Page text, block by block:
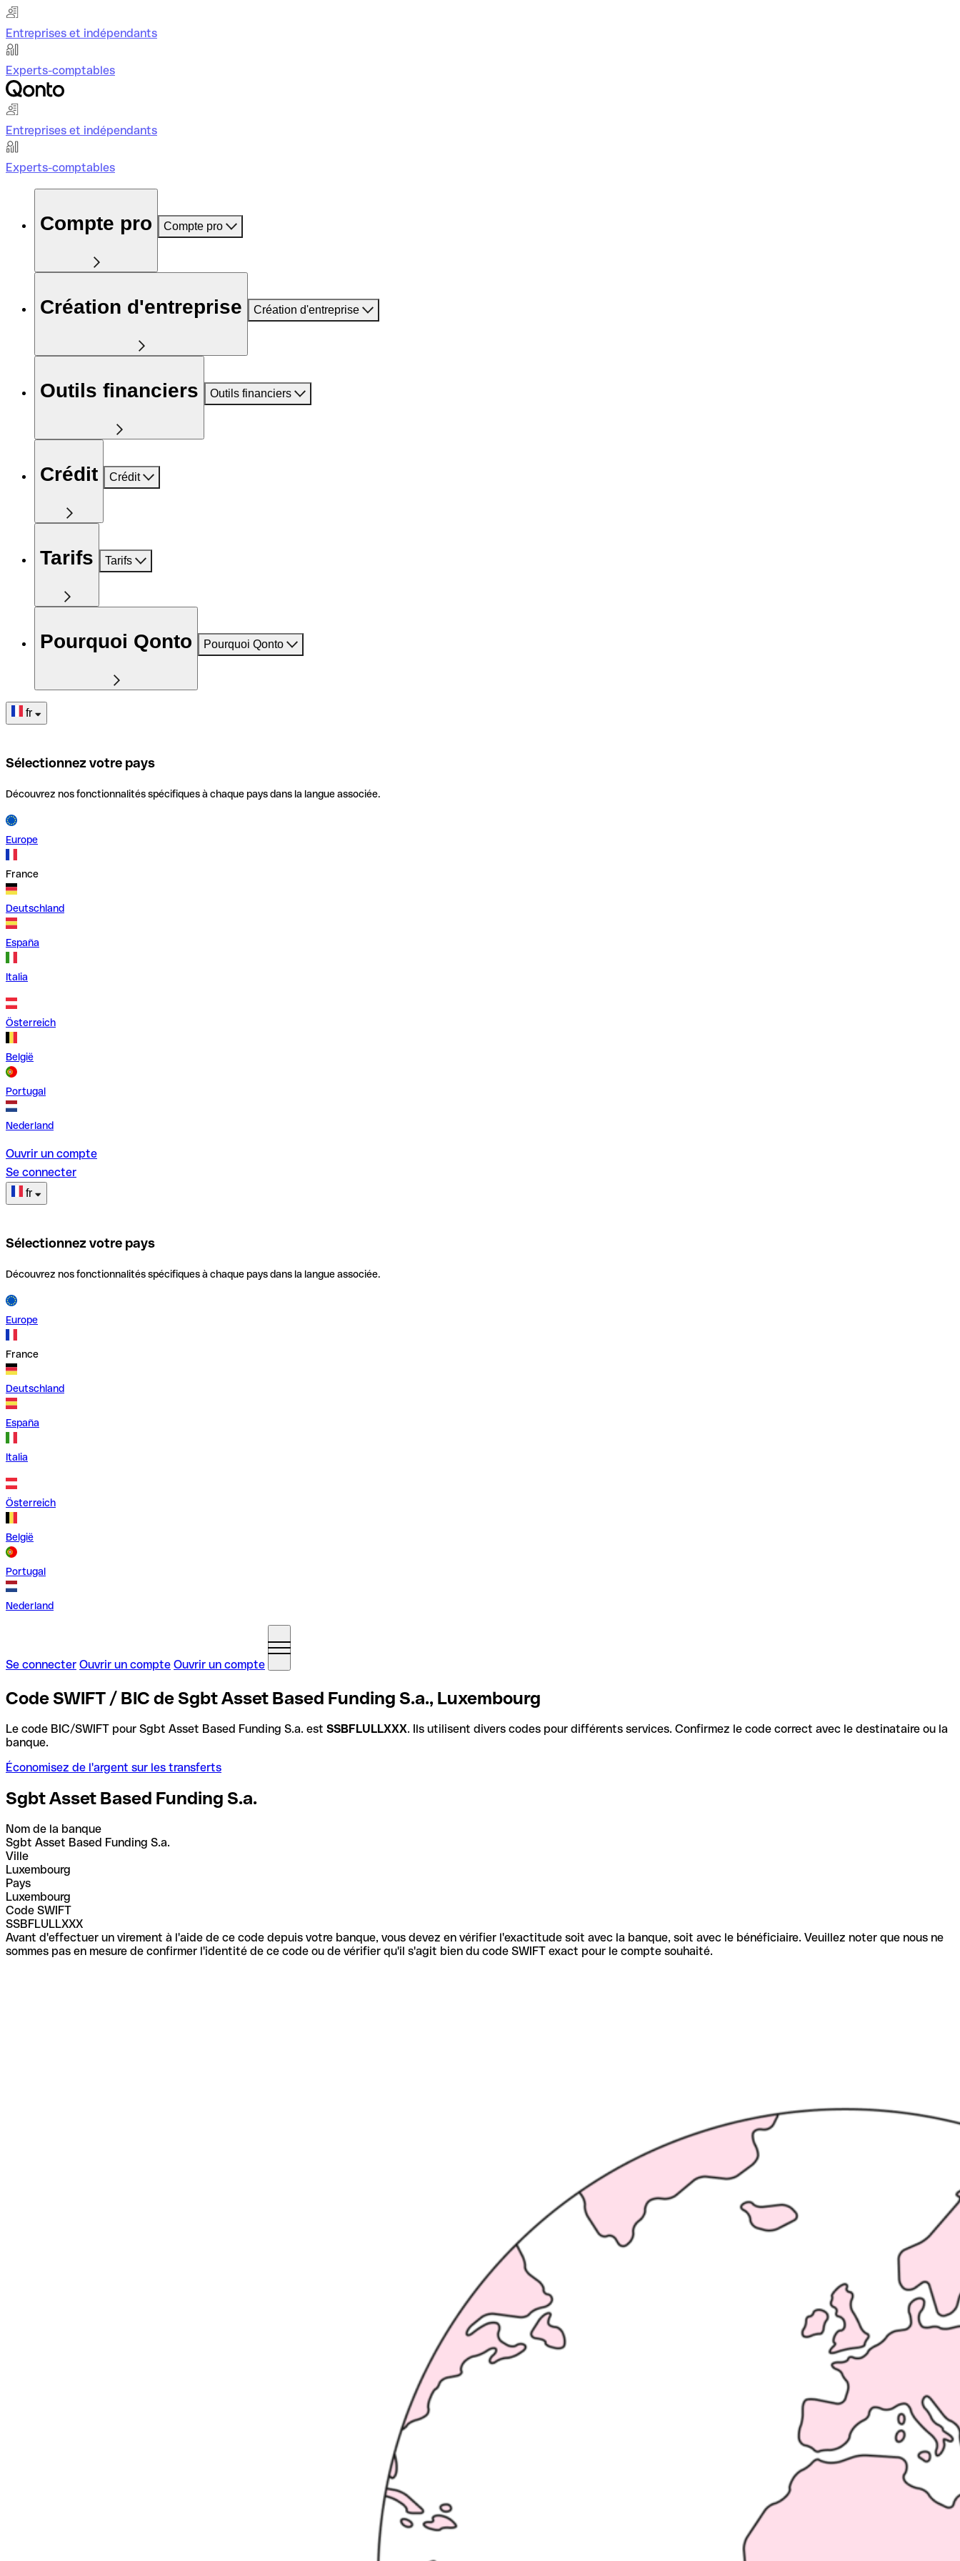
Entreprises et indépendants
Experts-comptables
Entreprises et indépendants
Experts-comptables
Compte pro Compte pro
Création d'entreprise Création d'entreprise
Outils financiers Outils financiers
Crédit Crédit
Tarifs Tarifs
Pourquoi Qonto Pourquoi Qonto
fr
Sélectionnez votre pays
Découvrez nos fonctionnalités spécifiques à chaque pays dans la langue associée.
Europe
France
Deutschland
España
Italia
Österreich
België
Portugal
Nederland
Ouvrir un compte
Se connecter
fr
Sélectionnez votre pays
Découvrez nos fonctionnalités spécifiques à chaque pays dans la langue associée.
Europe
France
Deutschland
España
Italia
Österreich
België
Portugal
Nederland
Se connecter Ouvrir un compte Ouvrir un compte
Code SWIFT / BIC de Sgbt Asset Based Funding S.a., Luxembourg
Le code BIC/SWIFT pour Sgbt Asset Based Funding S.a. est SSBFLULLXXX. Ils utilisent divers codes pour différents services. Confirmez le code correct avec le destinataire ou la
banque.
Économisez de l'argent sur les transferts
Sgbt Asset Based Funding S.a.
Nom de la banque
Sgbt Asset Based Funding S.a.
Ville
Luxembourg
Pays
Luxembourg
Code SWIFT
SSBFLULLXXX
Avant d'effectuer un virement à l'aide de ce code depuis votre banque, vous devez en vérifier l'exactitude soit avec la banque, soit avec le bénéficiaire. Veuillez noter que nous ne
sommes pas en mesure de confirmer l'identité de ce code ou de vérifier qu'il s'agit bien du code SWIFT exact pour le compte souhaité.